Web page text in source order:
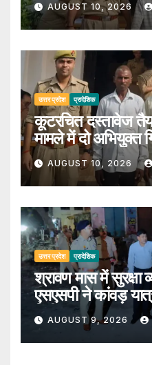
AUGUST 10, 2026
उत्तर प्रदेश प्रादेशिक
कूटरचित दस्तावेज
मामले में दो अभियुक्त
AUGUST 10, 2026
उत्तर प्रदेश प्रादेशिक
श्रावण मास में सुरक्षा
एसएसपी ने कांवड़
निरीक्षण
AUGUST 9, 2026